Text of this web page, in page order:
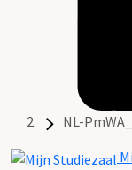
NL-